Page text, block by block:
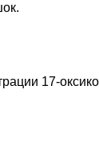
17-